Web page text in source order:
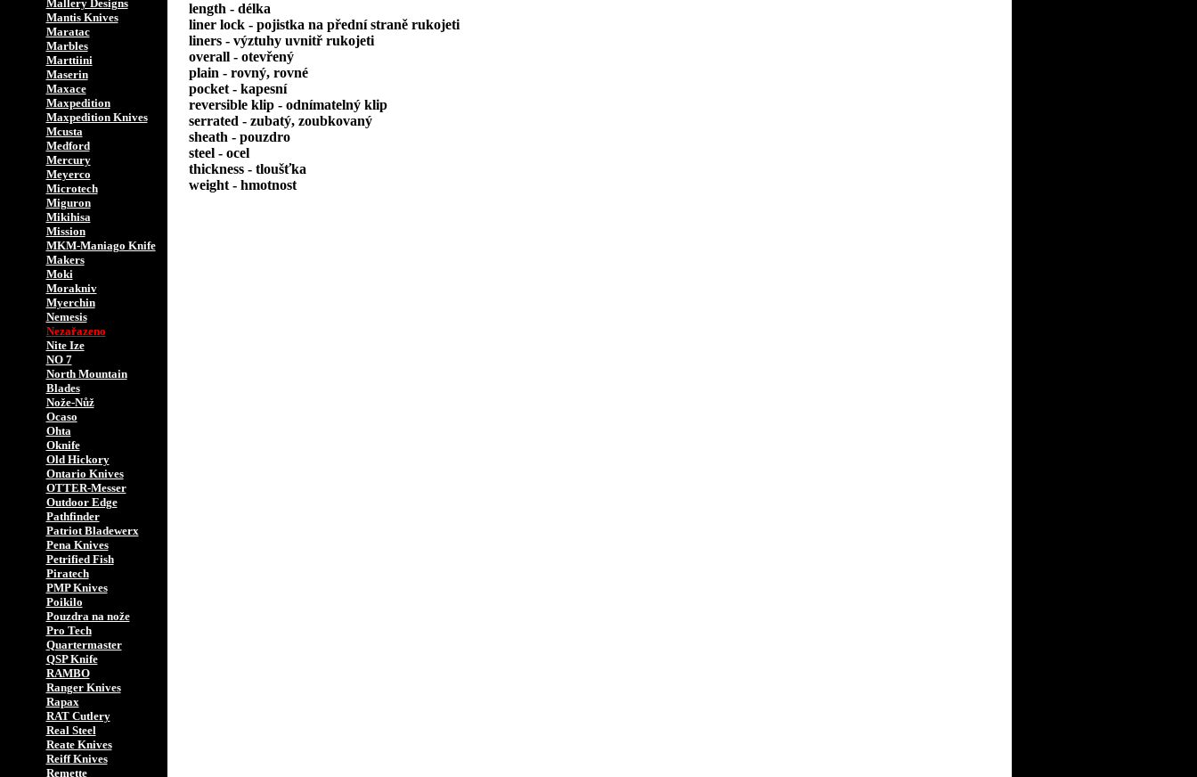
Mallery Designs
Mantis Knives
Maratac
Marbles
Marttiini
Maserin
Maxace
Maxpedition
Maxpedition Knives
Mcusta
Medford
Mercury
Meyerco
Microtech
Miguron
Mikihisa
Mission
MKM-Maniago Knife
Makers
Moki
Morakniv
Myerchin
Nemesis
Nezařazeno
Nite Ize
NO 7
North Mountain
Blades
Nože-Nůž
Ocaso
Ohta
Oknife
Old Hickory
Ontario Knives
OTTER-Messer
Outdoor Edge
Pathfinder
Patriot Bladewerx
Pena Knives
Petrified Fish
Piratech
PMP Knives
Poikilo
Pouzdra na nože
Pro Tech
Quartermaster
QSP Knife
RAMBO
Ranger Knives
Rapax
RAT Cutlery
Real Steel
Reate Knives
Reiff Knives
Remette
length - délka
liner lock - pojistka na přední straně rukojeti
liners - výztuhy uvnitř rukojeti
overall - otevřený
plain - rovný, rovné
pocket - kapesní
reversible klip - odnímatelný klip
serrated - zubatý, zoubkovaný
sheath - pouzdro
steel - ocel
thickness - tloušťka
weight - hmotnost